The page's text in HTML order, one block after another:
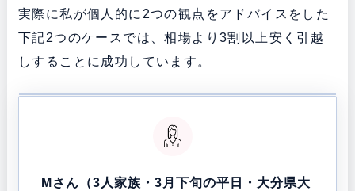
実際に私が個人的に2つの観点をアドバイスをした
下記2つのケースでは、相場より3割以上安く引越
しすることに成功しています。
Mさん（3人家族・3月下旬の平日・大分県大